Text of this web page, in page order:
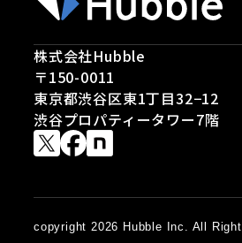
株式会社Hubble
〒150-0011
東京都渋谷区東1丁目32−12
渋谷プロパティータワー7階
copyright 2026 Hubble Inc. All